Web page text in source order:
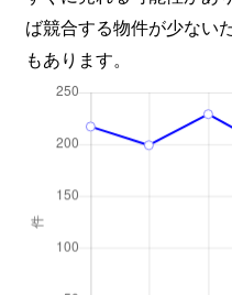
ば競合する物件が少ない
もあります。